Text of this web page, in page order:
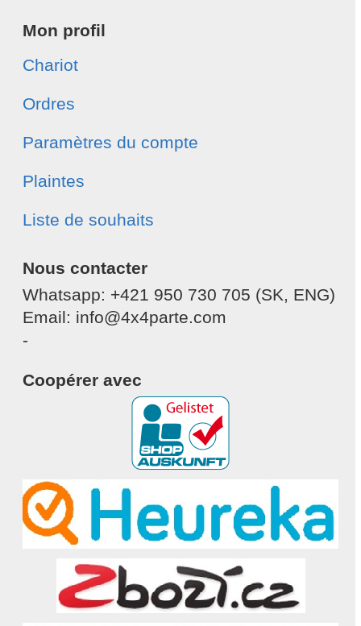
Mon profil
Chariot
Ordres
Paramètres du compte
Plaintes
Liste de souhaits
Nous contacter
Whatsapp: +421 950 730 705 (SK, ENG)
Email: info@4x4parte.com
-
Coopérer avec